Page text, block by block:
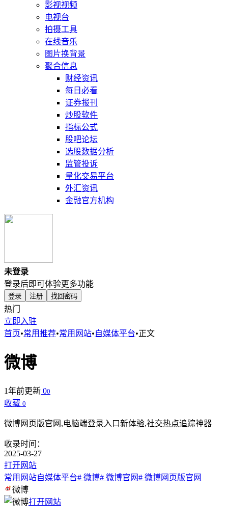
影视视频
电视台
拍摄工具
在线音乐
图片换背景
聚合信息
财经资讯
每日必看
证券报刊
炒股软件
指标公式
股吧论坛
选股数据分析
监管投诉
量化交易平台
外汇资讯
金融官方机构
未登录
登录后即可体验更多功能
登录 注册 找回密码
热门
立即入驻
首页•常用推荐•常用网站•自媒体平台•正文
微博
1年前更新 00
收藏 0
微博网页版官网,电脑端登录入口新体验,社交热点追踪神器
收录时间：
2025-03-27
打开网站
常用网站自媒体平台# 微博# 微博官网# 微博网页版官网
微博
打开网站